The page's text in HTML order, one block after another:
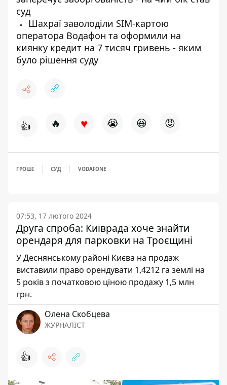
суд
Шахраї заволоділи SIM-картою
оператора Водафон та оформили на
киянку кредит на 7 тисяч гривень - яким
було рішення суду
👍 🔥 ♥ 😭 😆 😡
ГРОШІ СУД VODAFONE
07:53, 17 лютого 2024
Друга спроба: Київрада хоче знайти
орендаря для парковки на Троєщині
У Деснянському районі Києва на продаж
виставили право орендувати 1,4212 га землі на
5 років з початковою ціною продажу 1,5 млн
грн.
Олена Скобцева
ЖУРНАЛІСТ
👍